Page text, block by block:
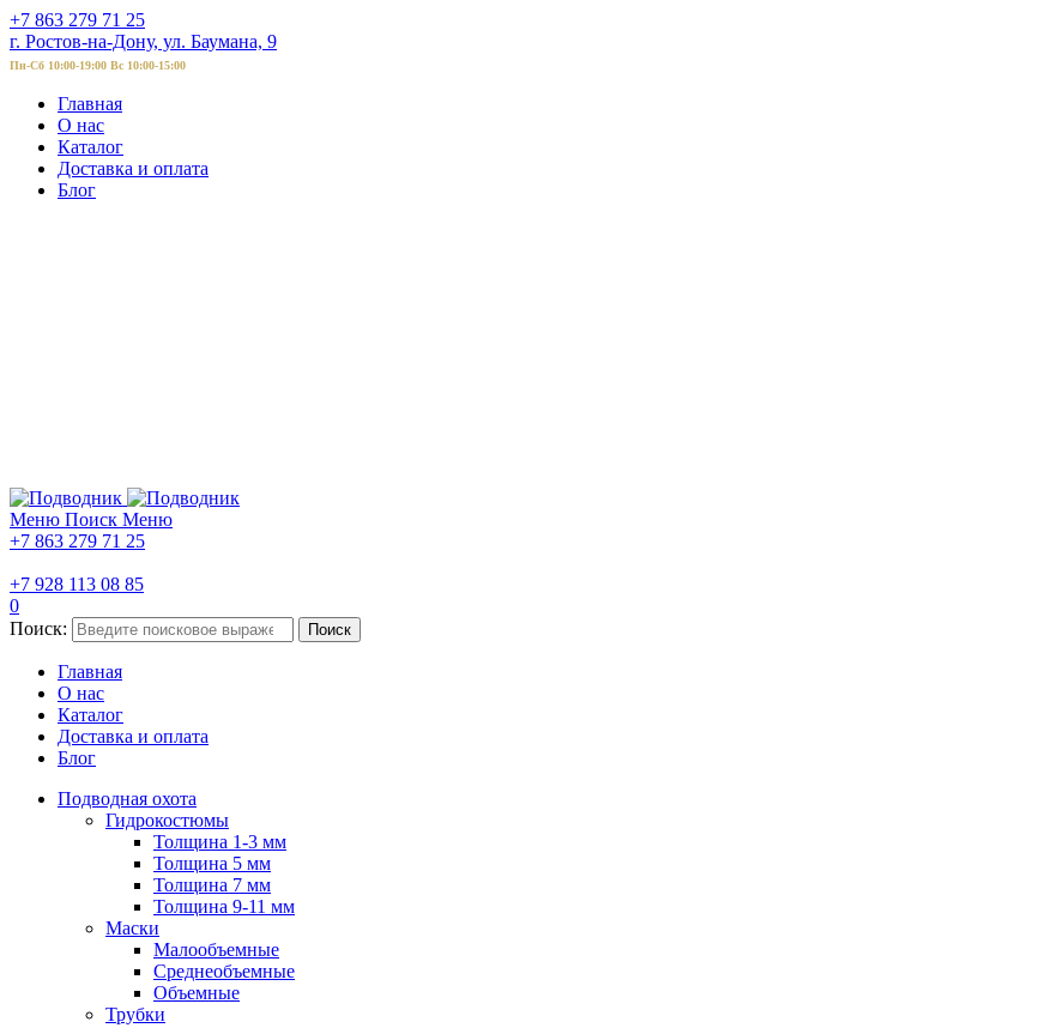
+7 863 279 71 25
г. Ростов-на-Дону, ул. Баумана, 9
Пн-Сб 10:00-19:00 Вс 10:00-15:00
Главная
О нас
Каталог
Доставка и оплата
Блог
Меню Поиск Меню
+7 863 279 71 25
+7 928 113 08 85
0
Поиск:
Поиск
Главная
О нас
Каталог
Доставка и оплата
Блог
Подводная охота
Гидрокостюмы
Толщина 1-3 мм
Толщина 5 мм
Толщина 7 мм
Толщина 9-11 мм
Маски
Малообъемные
Среднеобъемные
Объемные
Трубки